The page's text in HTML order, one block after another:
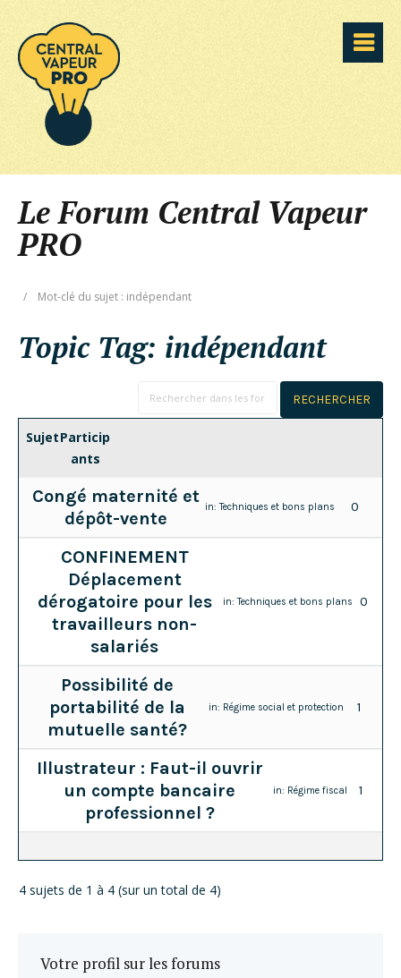
Le Forum Central Vapeur
PRO
/ Mot-clé du sujet : indépendant
Topic Tag: indépendant
SujetParticip
ants
Congé maternité et
dépôt-vente
in:Techniques et bons plans 0
CONFINEMENT
Déplacement
dérogatoire pour les
travailleurs non-
salariés
in:Techniques et bons plans 0
Possibilité de
portabilité de la
mutuelle santé?
in: Régime social et protection 1
Illustrateur : Faut-il ouvrir
un compte bancaire
professionnel ?
in: Régime fiscal 1
4 sujets de 1 à 4 (sur un total de 4)
Votre profil sur les forums